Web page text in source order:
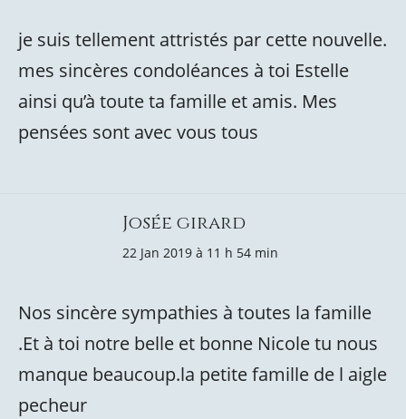
je suis tellement attristés par cette nouvelle.
mes sincères condoléances à toi Estelle
ainsi qu’à toute ta famille et amis. Mes
pensées sont avec vous tous
Josée girard
22 Jan 2019 à 11 h 54 min
Nos sincère sympathies à toutes la famille
.Et à toi notre belle et bonne Nicole tu nous
manque beaucoup.la petite famille de l aigle
pecheur